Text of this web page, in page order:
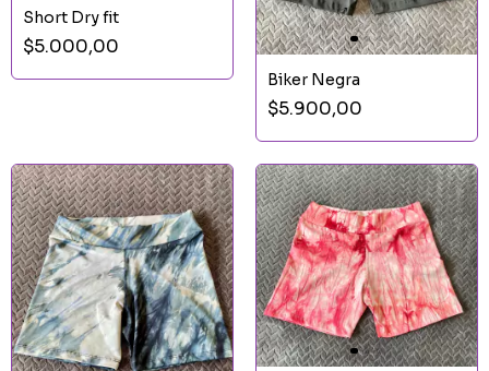
Short Dry fit
$5.000,00
Biker Negra
$5.900,00